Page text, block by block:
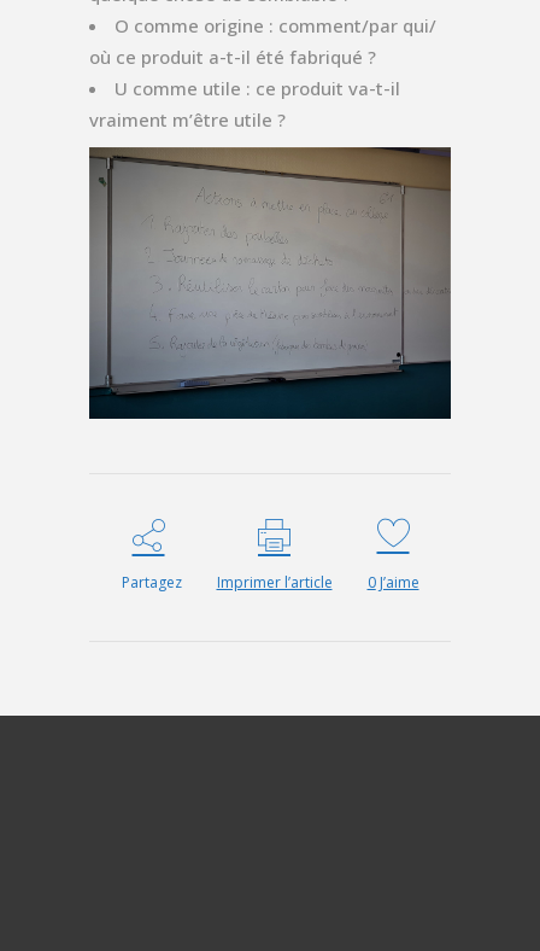
O comme origine : comment/par qui/
où ce produit a-t-il été fabriqué ?
U comme utile : ce produit va-t-il
vraiment m’être utile ?
Partagez Imprimer l’article 0J’aime